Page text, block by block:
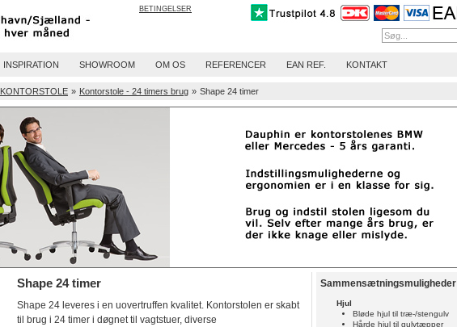
BETINGELSER
INSPIRATION SHOWROOM OM OS REFERENCER EAN REF. KONTAKT
KONTORSTOLE » Kontorstole - 24 timers brug » Shape 24 timer
Shape 24 timer
Shape 24 leveres i en uovertruffen kvalitet. Kontorstolen er skabt
til brug i 24 timer i døgnet til vagtstuer, diverse
Sammensætningsmuligheder
Hjul
Bløde hjul til træ-/stengulv
Hårde hjul til gulvtæpper